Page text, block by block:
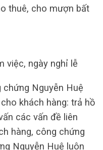
thuê, cho mượn bất
việc, ngày nghỉ lễ
chứng Nguyễn Huệ
khách hàng: trả hồ
các vấn đề liên
hàng, công chứng
Nguyễn Huệ luôn